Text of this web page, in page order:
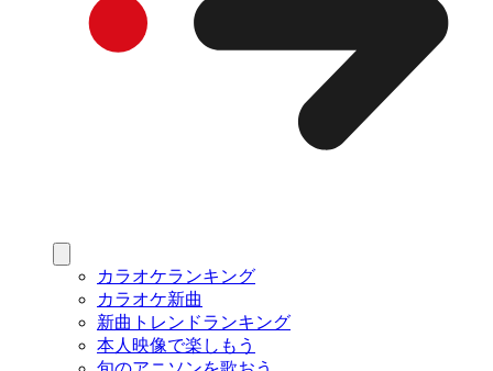
カラオケランキング
カラオケ新曲
新曲トレンドランキング
本人映像で楽しもう